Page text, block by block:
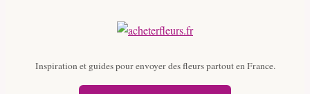
Inspiration et guides pour envoyer des fleurs partout en France.